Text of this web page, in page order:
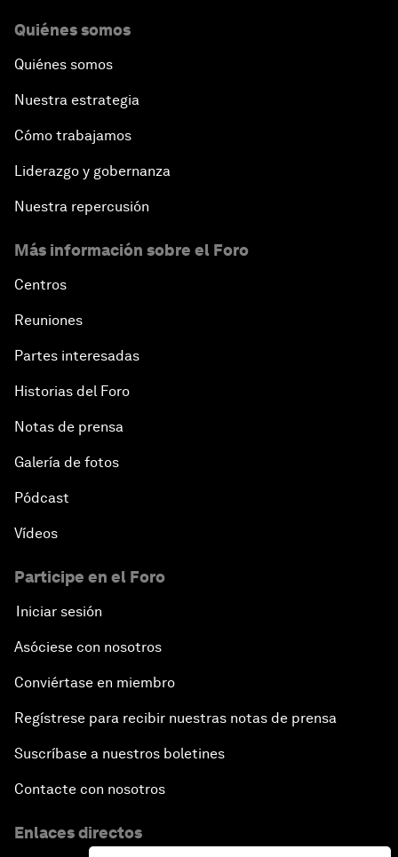
Quiénes somos
Quiénes somos
Nuestra estrategia
Cómo trabajamos
Liderazgo y gobernanza
Nuestra repercusión
Más información sobre el Foro
Centros
Reuniones
Partes interesadas
Historias del Foro
Notas de prensa
Galería de fotos
Pódcast
Vídeos
Participe en el Foro
Iniciar sesión
Asóciese con nosotros
Conviértase en miembro
Regístrese para recibir nuestras notas de prensa
Suscríbase a nuestros boletines
Contacte con nosotros
Enlaces directos